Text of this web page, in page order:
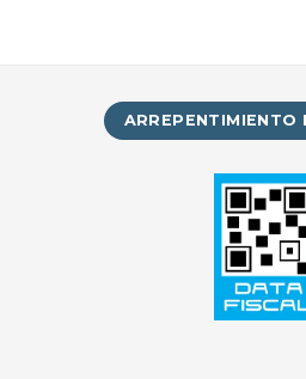
ARREPENTIMIENTO